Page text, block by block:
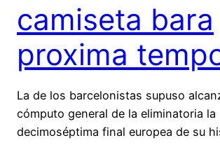
camiseta bara
proxima
La de los barcelonistas supuso
cómputo general de la eliminatoria la
decimoséptima final europea de su